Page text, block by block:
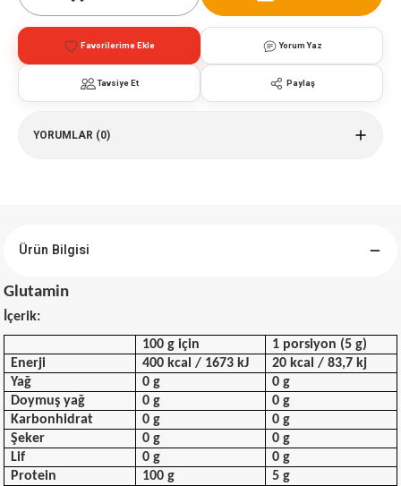
Yorum Yaz
Tavsiye Et Paylaş
YORUMLAR (0)
Ürün Bilgisi
Glutamin
İçerik:
100 g için
1 porsiyon (5 g)
Enerji
400 kcal / 1673 kJ
20 kcal / 83,7 kj
Yağ
0 g
0 g
Doymuş yağ
0 g
0 g
Karbonhidrat
0 g
0 g
Şeker
0 g
0 g
Lif
0 g
0 g
Protein
100 g
5 g